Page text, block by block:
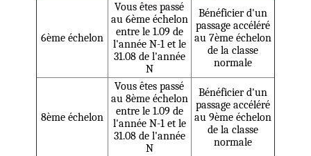
6ème échelon
Vous êtes passé
au 6ème échelon
entre le 1.09 de
l'année N-1 et le
31.08 de l'année
N
Bénéficier d'un
passage accéléré
au 7ème échelon
de la classe
normale
8ème échelon
Vous êtes passé
au 8ème échelon
entre le 1.09 de
l'année N-1 et le
31.08 de l'année
N
Bénéficier d'un
passage accéléré
au 9ème échelon
de la classe
normale